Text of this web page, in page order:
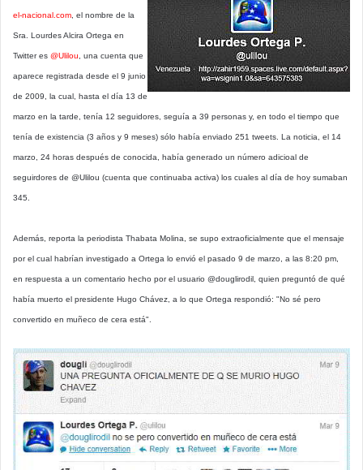
el-nacional.com , el nombre de la
Sra. Lourdes Alcira Ortega en
Twitter es @Ulilou , una cuenta que
aparece registrada desde el 9 junio
de 2009, la cual, hasta el día 13 de
marzo en la tarde, tenía 12 seguidores, seguía a 39 personas y, en todo el tiempo que
tenía de existencia (3 años y 9 meses) sólo había enviado 251 tweets. La noticia, el 14
marzo, 24 horas después de conocida, había generado un número adicioal de
seguirdores de @Ulilou (cuenta que continuaba activa) los cuales al día de hoy sumaban
345.
Además, reporta la periodista Thabata Molina, se supo extraoficialmente que el mensaje
por el cual habrían investigado a Ortega lo envió el pasado 9 de marzo, a las 8:20 pm,
en respuesta a un comentario hecho por el usuario @douglirodil, quien preguntó de qué
había muerto el presidente Hugo Chávez, a lo que Ortega respondió: "No sé pero
convertido en muñeco de cera está".